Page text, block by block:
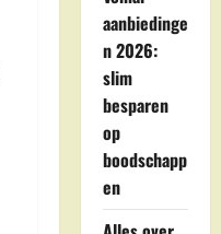
aanbiedinge
n 2026:
slim
besparen
op
boodschapp
en